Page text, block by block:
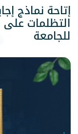
إتاحة نماذج
التظلمات على
للجامعة